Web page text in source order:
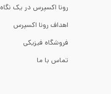
رونا اکسپرس در یک نگاه
اهداف رونا اکسپرس
فروشگاه فیزیکی
تماس با ما